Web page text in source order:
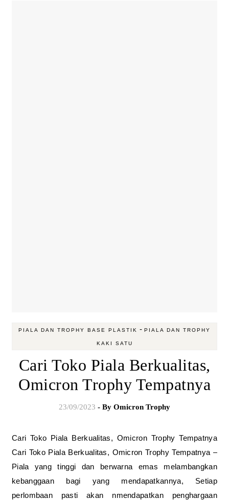
PIALA DAN TROPHY BASE PLASTIK - PIALA DAN TROPHY
KAKI SATU
Cari Toko Piala Berkualitas,
Omicron Trophy Tempatnya
23/09/2023 - By Omicron Trophy
Cari Toko Piala Berkualitas, Omicron Trophy Tempatnya
Cari Toko Piala Berkualitas, Omicron Trophy Tempatnya –
Piala yang tinggi dan berwarna emas melambangkan
kebanggaan bagi yang mendapatkannya, Setiap
perlombaan pasti akan nmendapatkan penghargaan